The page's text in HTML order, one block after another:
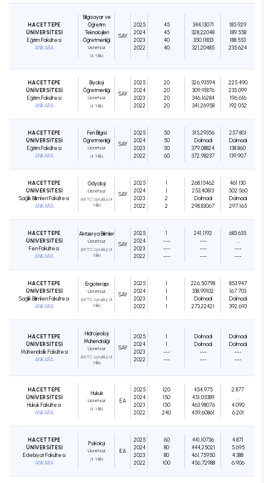
HACETTEPE
ÜNİVERSİTESİ
Eğitim Fakültesi
ANKARA
Bilgisayar ve
Öğretim
Teknolojileri
Öğretmenliği
Ücretsiz
(4 Yıllık)
SAY
2025
2024
2023
2022
45
45
40
40
344,13071
328,22048
350,11833
321,20485
185.929
189.558
188.553
235.624
HACETTEPE
ÜNİVERSİTESİ
Eğitim Fakültesi
ANKARA
Biyoloji
Öğretmenliği
Ücretsiz
(4 Yıllık)
SAY
2025
2024
2023
2022
20
20
20
20
326,93594
309,91876
346,16284
341,26958
225.490
235.099
196.616
192.052
HACETTEPE
ÜNİVERSİTESİ
Eğitim Fakültesi
ANKARA
Fen Bilgisi
Öğretmenliği
Ücretsiz
(4 Yıllık)
SAY
2025
2024
2023
2022
50
50
50
60
315,29356
Dolmadı
379,08824
372,98237
257.801
Dolmadı
138.860
139.907
HACETTEPE
ÜNİVERSİTESİ
Sağlık Bilimleri Fakültesi
ANKARA
Odyoloji
Ücretsiz
(KKTC Uyruklu) (4
Yıllık)
SAY
2025
2024
2023
2022
1
1
2
2
268,15462
253,40813
Dolmadı
298,83067
461.130
502.560
Dolmadı
297.165
HACETTEPE
ÜNİVERSİTESİ
Fen Fakültesi
ANKARA
Aktüerya Bilimleri
Ücretsiz
(KKTC Uyruklu) (4
Yıllık)
SAY
2025
2024
2023
2022
1
---
---
---
241,1192
---
---
---
683.635
---
---
HACETTEPE
ÜNİVERSİTESİ
Sağlık Bilimleri Fakültesi
ANKARA
Ergoterapi
Ücretsiz
(KKTC Uyruklu) (4
Yıllık)
SAY
2025
2024
2023
2022
1
1
1
1
226,50798
338,99102
Dolmadı
273,22421
853.947
167.703
Dolmadı
392.693
HACETTEPE
ÜNİVERSİTESİ
Mühendislik Fakültesi
ANKARA
Hidrojeoloji
Mühendisliği
Ücretsiz
(KKTC Uyruklu) (4
Yıllık)
SAY
2025
2024
2023
2022
1
1
---
---
Dolmadı
Dolmadı
---
---
Dolmadı
Dolmadı
---
---
HACETTEPE
ÜNİVERSİTESİ
Hukuk Fakültesi
ANKARA
Hukuk
Ücretsiz
(4 Yıllık)
EA
2025
2024
2023
2022
120
150
150
240
454,975
451,05389
463,98076
459,60861
2.877
4.090
6.201
HACETTEPE
ÜNİVERSİTESİ
Edebiyat Fakültesi
ANKARA
Psikoloji
Ücretsiz
(4 Yıllık)
EA
2025
2024
2023
2022
60
80
80
100
441,10736
444,25021
461,75950
456,72988
4.871
5.695
4.388
6.906